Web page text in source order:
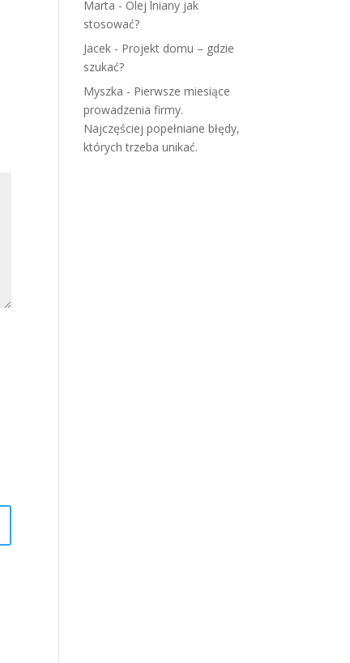
Marta - Olej lniany jak
stosować?
Jacek - Projekt domu – gdzie
szukać?
Myszka - Pierwsze miesiące
prowadzenia firmy.
Najczęściej popełniane błędy,
których trzeba unikać.